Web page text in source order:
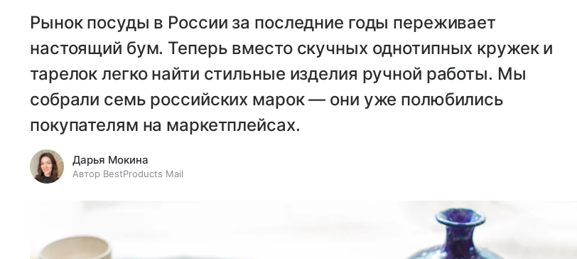
Рынок посуды в России за последние годы переживает
настоящий бум. Теперь вместо скучных однотипных кружек и
тарелок легко найти стильные изделия ручной работы. Мы
собрали семь российских марок — они уже полюбились
покупателям на маркетплейсах.
Дарья Мокина
Автор BestProducts Mail